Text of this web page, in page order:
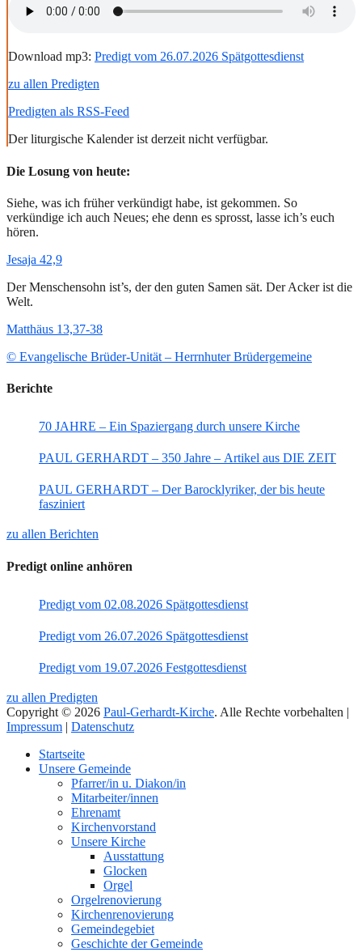
Download mp3: Predigt vom 26.07.2026 Spätgottesdienst
zu allen Predigten
Predigten als RSS-Feed
Der liturgische Kalender ist derzeit nicht verfügbar.
Die Losung von heute:
Siehe, was ich früher verkündigt habe, ist gekommen. So
verkündige ich auch Neues; ehe denn es sprosst, lasse ich’s euch
hören.
Jesaja 42,9
Der Menschensohn ist’s, der den guten Samen sät. Der Acker ist die
Welt.
Matthäus 13,37-38
© Evangelische Brüder-Unität – Herrnhuter Brüdergemeine
Berichte
70 JAHRE – Ein Spaziergang durch unsere Kirche
PAUL GERHARDT – 350 Jahre – Artikel aus DIE ZEIT
PAUL GERHARDT – Der Barocklyriker, der bis heute
fasziniert
zu allen Berichten
Predigt online anhören
Predigt vom 02.08.2026 Spätgottesdienst
Predigt vom 26.07.2026 Spätgottesdienst
Predigt vom 19.07.2026 Festgottesdienst
zu allen Predigten
Copyright © 2026 Paul-Gerhardt-Kirche. Alle Rechte vorbehalten |
Impressum | Datenschutz
oben
Startseite
Unsere Gemeinde
Pfarrer/in u. Diakon/in
Mitarbeiter/innen
Ehrenamt
Kirchenvorstand
Unsere Kirche
Ausstattung
Glocken
Orgel
Orgelrenovierung
Kirchenrenovierung
Gemeindegebiet
Geschichte der Gemeinde